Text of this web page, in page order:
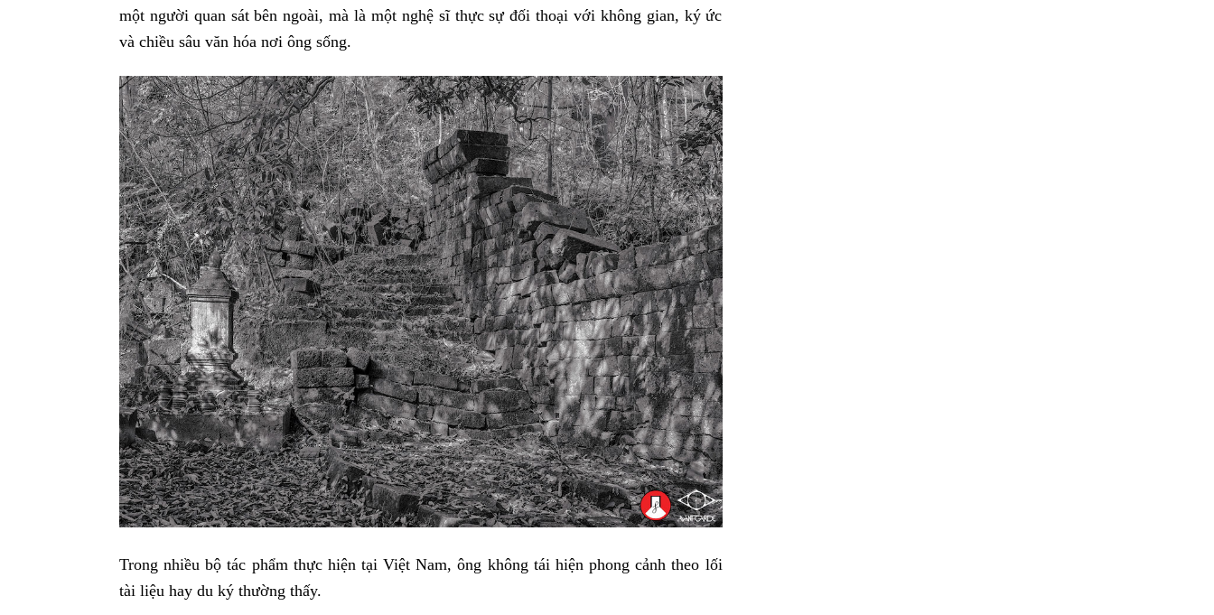
một người quan sát bên ngoài, mà là một nghệ sĩ thực sự đối thoại với không gian, ký ức
và chiều sâu văn hóa nơi ông sống.
Trong nhiều bộ tác phẩm thực hiện tại Việt Nam, ông không tái hiện phong cảnh theo lối
tài liệu hay du ký thường thấy.